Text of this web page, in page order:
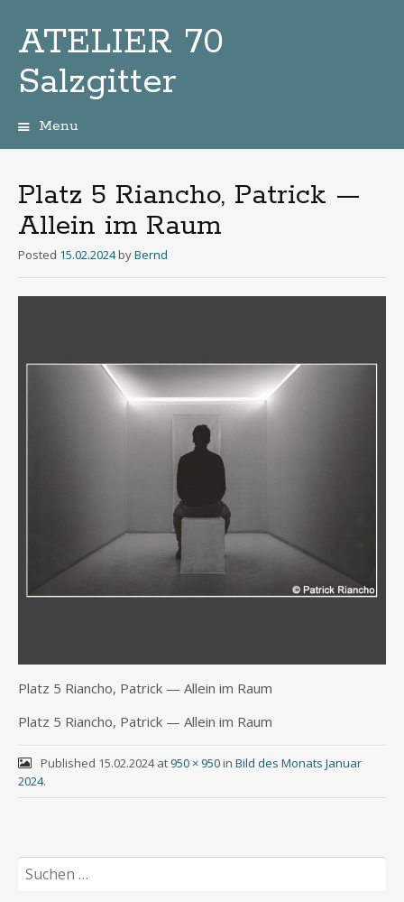
ATELIER 70
Salzgitter
Menu
Platz 5 Riancho, Patrick —
Allein im Raum
Posted 15.02.2024 byBernd
Platz 5 Riancho, Patrick — Allein im Raum
Platz 5 Riancho, Patrick — Allein im Raum
Published 15.02.2024at950 × 950in Bild des Monats Januar
2024.
Suchen
nach: